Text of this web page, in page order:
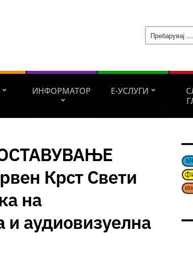
ИНФОРМАТОР Е-УСЛУГИ
Крст Свети
на
аудиовизуелна